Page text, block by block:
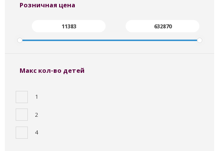
Розничная цена
Макс кол-во детей
1
2
4